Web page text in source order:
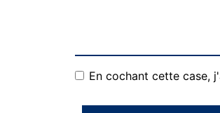
En cochant cette case,